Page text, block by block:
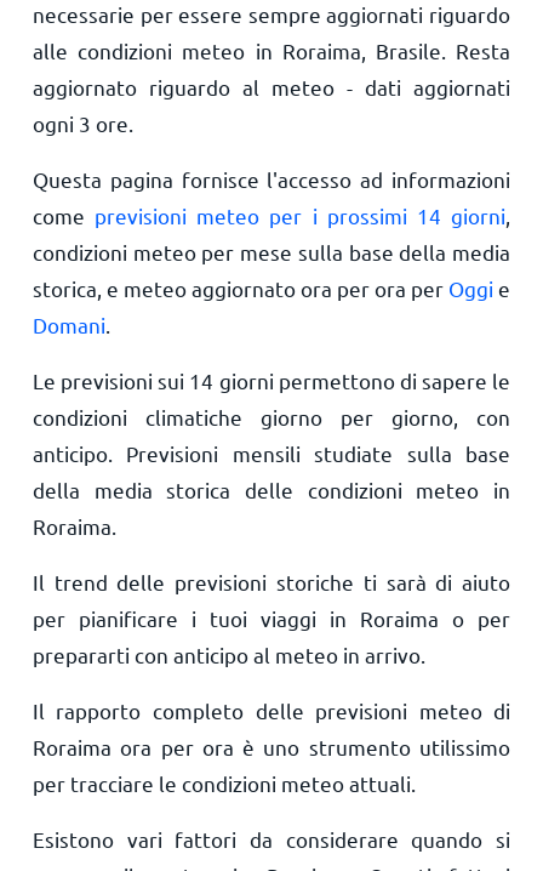
necessarie per essere sempre aggiornati riguardo
alle condizioni meteo in Roraima, Brasile. Resta
aggiornato riguardo al meteo - dati aggiornati
ogni 3 ore.
Questa pagina fornisce l'accesso ad informazioni
come previsioni meteo per i prossimi 14 giorni
condizioni meteo per mese sulla base della media
storica, e meteo aggiornato ora per ora per Oggi e
Domani
Le previsioni sui 14 giorni permettono di sapere le
condizioni climatiche giorno per giorno, con
anticipo. Previsioni mensili studiate sulla base
della media storica delle condizioni meteo in
Roraima.
Il trend delle previsioni storiche ti sarà di aiuto
per pianificare i tuoi viaggi in Roraima o per
prepararti con anticipo al meteo in arrivo.
Il rapporto completo delle previsioni meteo di
Roraima ora per ora è uno strumento utilissimo
per tracciare le condizioni meteo attuali.
Esistono vari fattori da considerare quando si